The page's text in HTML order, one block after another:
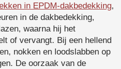
in EPDM-dakbedekking,
in de dakbedekking,
waarna hij het
of vervangt. Bij een hellend
nokken en loodslabben op
De oorzaak van de